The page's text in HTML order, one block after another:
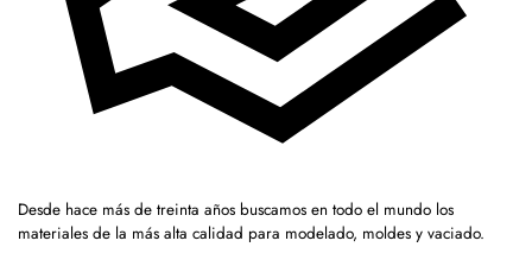
Desde hace más de treinta años buscamos en todo el mundo los
materiales de la más alta calidad para modelado, moldes y vaciado.